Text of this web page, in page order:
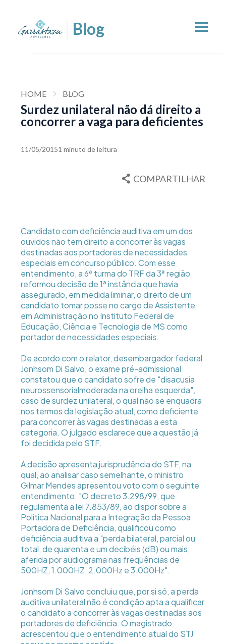
HOME BLOG
Surdez unilateral não dá direito a
concorrer a vaga para deficientes
11/05/20151 minuto de leitura
COMPARTILHAR
Candidato com deficiência auditiva em um dos
ouvidos não tem direito a concorrer às vagas
destinadas aos portadores de necessidades
especiais em concurso público. Com esse
entendimento, a 6ª turma do TRF da 3ª região
reformou decisão de 1ª instância que havia
assegurado, em medida liminar, o direito de um
candidato tomar posse no cargo de Assistente
em Administração no Instituto Federal de
Educação, Ciência e Tecnologia de MS como
portador de necessidades especiais.
De acordo com o relator, desembargador federal
Jonhsom Di Salvo, o exame pré-admissional
constatou que o candidato sofre de "disacusia
neurossensorialmoderada na orelha esquerda",
caso de surdez unilateral, o qual não se enquadra
nos termos da legislação atual, como deficiente
para concorrer às vagas destinadas a esta
categoria. O julgado esclarece que a questão já
foi decidida pelo STF.
A decisão apresenta jurisprudência do STF, na
qual, ao analisar caso semelhante, o ministro
Gilmar Mendes apresentou voto com o seguinte
entendimento: "O decreto 3.298/99, que
regulamenta a lei 7.853/89, ao dispor sobre a
Política Nacional para a Integração da Pessoa
Portadora de Deficiência, qualificou como
deficiência auditiva a "perda bilateral, parcial ou
total, de quarenta e um decibéis (dB) ou mais,
aferida por audiograma nas freqüências de
500HZ, 1.000HZ, 2.000Hz e 3.000Hz".
Jonhsom Di Salvo concluiu que, por si só, a perda
auditiva unilateral não é condição apta a qualificar
o candidato a concorrer às vagas destinadas aos
portadores de deficiência. O magistrado
acrescentou que o entendimento atual do STJ